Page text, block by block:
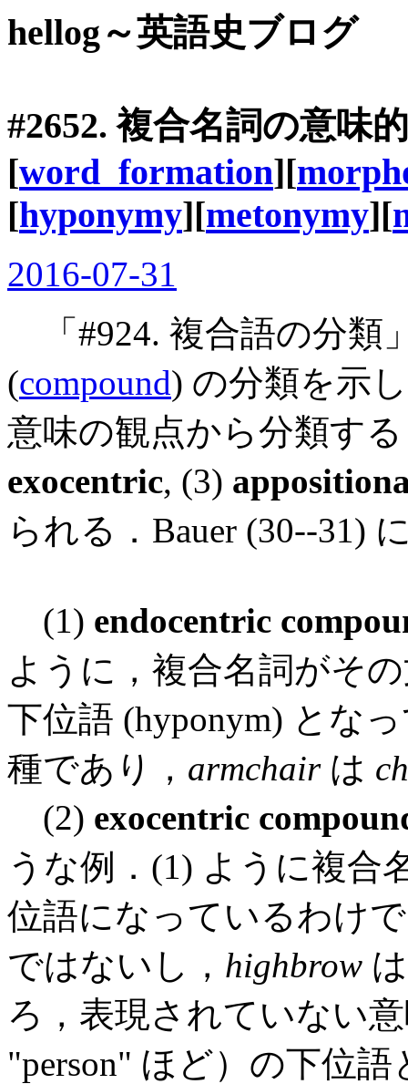
hellog～英語史ブログ
#2652. 複合名詞の意味
[word_formation][
[hyponymy][metonymy][
2016-07-31
「#924. 複合語の分類
(compound) の分類を示
意味の観点から分類す
exocentric, (3)
られる．Bauer (30--31)
(1) endocentric
ように，複合名詞がそ
下位語 (hyponym) とな
種であり， armchairは
(2) exocentric
うな例．(1) ように複合
位語になっているわけ
ではないし， highbrow
ろ，表現されていない
"person" ほど）の下位